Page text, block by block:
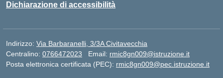
Dichiarazione di accessibilità
Indirizzo: Via Barbaranelli, 3/3A Civitavecchia
Centralino: 0766472023 Email: rmic8gn009@istruzione.it
Posta elettronica certificata (PEC): rmic8gn009@pec.istruzione.it